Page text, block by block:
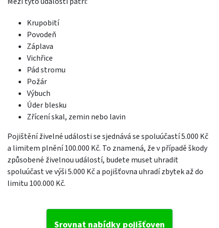
Krupobití
Povodeň
Záplava
Vichřice
Pád stromu
Požár
Výbuch
Úder blesku
Zřícení skal, zemin nebo lavin
Pojištění živelné události se sjednává se spoluúčastí 5.000 Kč
a limitem plnění 100.000 Kč. To znamená, že v případě škody
způsobené živelnou událostí, budete muset uhradit
spoluúčast ve výši 5.000 Kč a pojišťovna uhradí zbytek až do
limitu 100.000 Kč.
Srovnat nabídky pojišťoven